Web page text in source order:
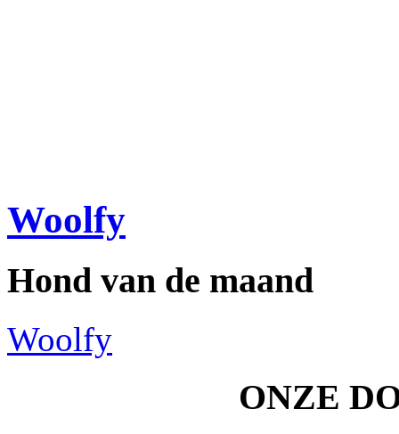
Woolfy
Hond van de maand
Woolfy
ONZE